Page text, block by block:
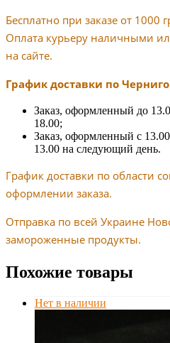
Бесплатно при заказе от 1000
Оплата курьеру наличными
на сайте.
График доставки по
Заказ, оформленный до
18.00;
Заказ, оформленный с
13.00 на следующий день.
График доставки по области
оформлении заказа.
Отправка по всей Украине
замороженные продукты.
Похожие товары
Нет в наличии